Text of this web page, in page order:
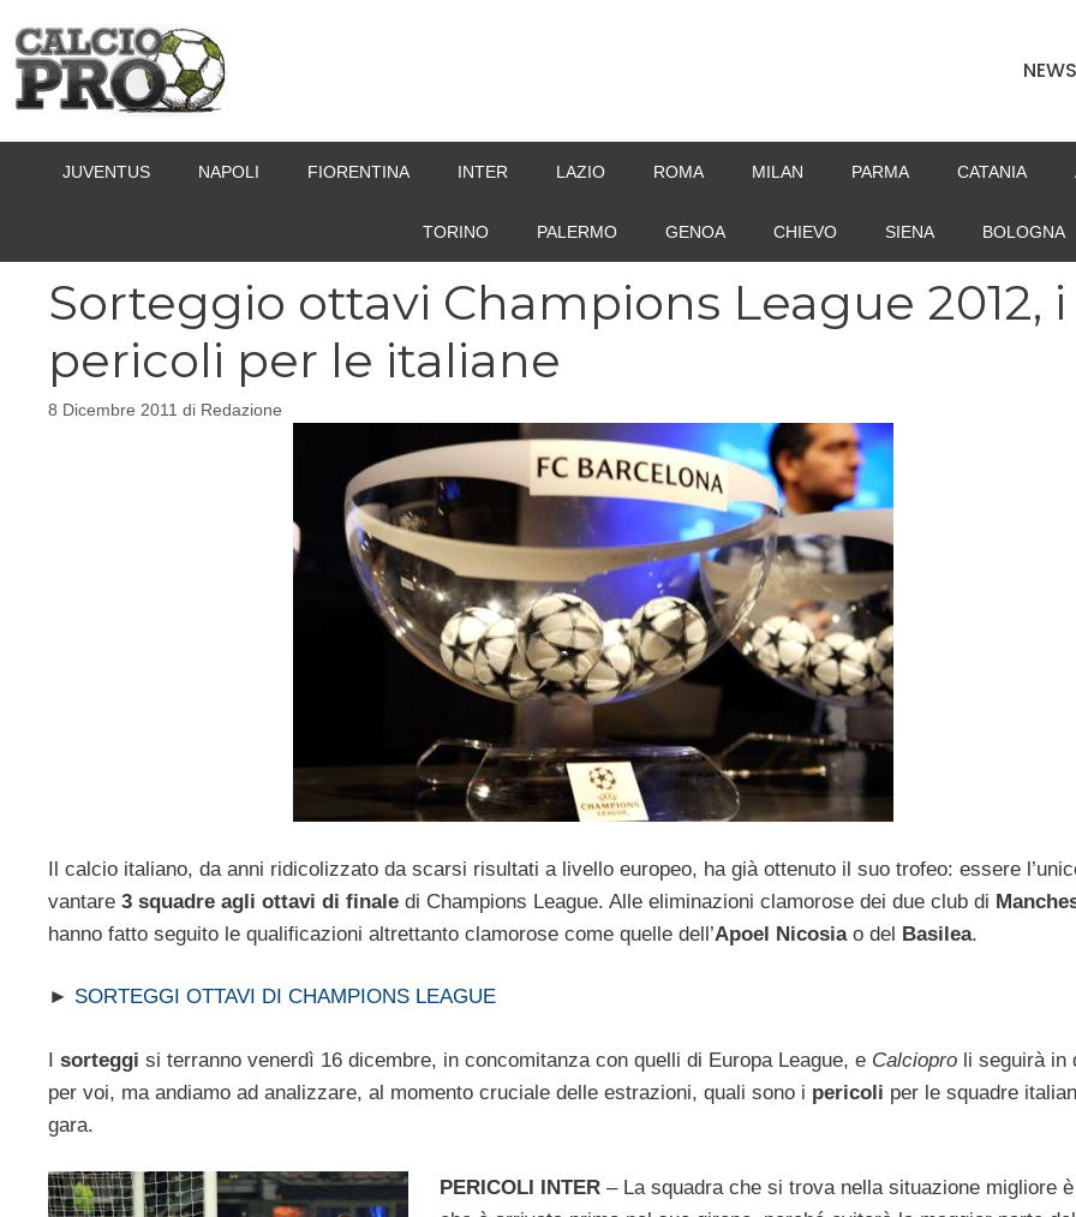
contenuto
NEWS
JUVENTUS NAPOLI FIORENTINA INTER LAZIO ROMA MILAN PARMA CATANIA
TORINO PALERMO GENOA CHIEVO SIENA BOLOGNA
Sorteggio ottavi Champions League 2012, i
pericoli per le italiane
8 Dicembre 2011 di Redazione
Il calcio italiano, da anni ridicolizzato da scarsi risultati a livello europeo, ha già ottenuto il suo trofeo: essere
vantare 3 squadre agli ottavi di finale di Champions League. Alle eliminazioni clamorose dei due club di
hanno fatto seguito le qualificazioni altrettanto clamorose come quelle dell’Apoel Nicosiao del Basilea.
► SORTEGGI OTTAVI DI CHAMPIONS LEAGUE
I sorteggi si terranno venerdì 16 dicembre, in concomitanza con quelli di Europa League, e Calciopro li seguirà in
per voi, ma andiamo ad analizzare, al momento cruciale delle estrazioni, quali sono i pericoli per le squadre
gara.
PERICOLI INTER– La squadra che si trova nella situazione migliore è